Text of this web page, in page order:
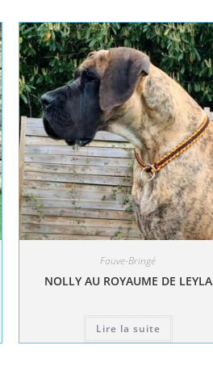
Fauve-Bringé
NOLLY AU ROYAUME DE LEYLA
Lire la suite